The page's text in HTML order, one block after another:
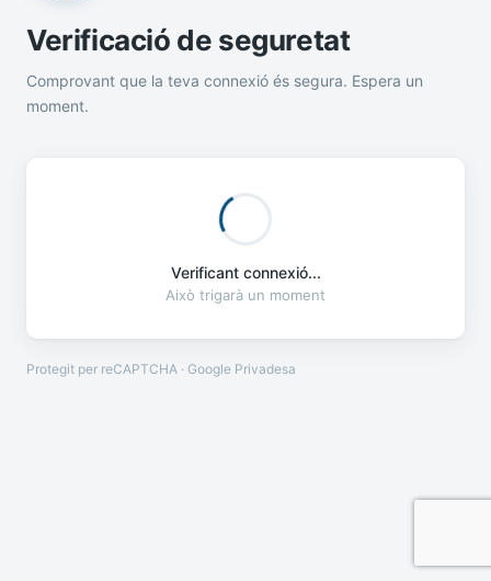
Verificació de seguretat
Comprovant que la teva connexió és segura. Espera un
moment.
Verificant connexió...
Això trigarà un moment
Protegit per reCAPTCHA · Google Privadesa